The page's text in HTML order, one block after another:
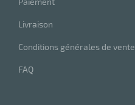
Livraison
Conditions générales de vente
FAQ